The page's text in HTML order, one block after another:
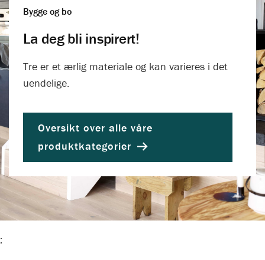
Bygge og bo
La deg bli inspirert!
Tre er et ærlig materiale og kan varieres i det
uendelige.
Oversikt over alle våre
produktkategorier
;